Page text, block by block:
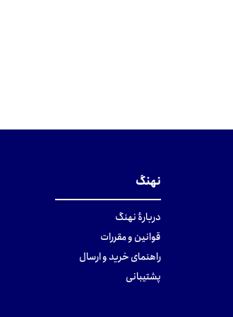
نهنگ
دربارهٔ نهنگ
قوانین و مقررات
راهنمای خرید و ارسال
پشتیبانی